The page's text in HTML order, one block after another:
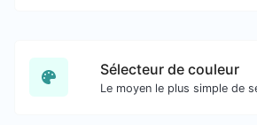
Sélecteur de couleur